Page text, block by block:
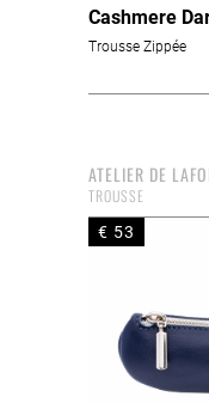
Cashmere
Trousse Zippée
ATELIER DE
TROUSSE
€ 53